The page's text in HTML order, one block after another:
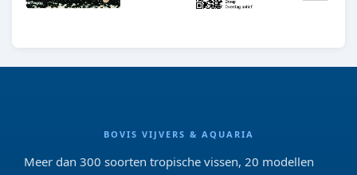
BOVIS VIJVERS & AQUARIA
Meer dan 300 soorten tropische vissen, 20 modellen